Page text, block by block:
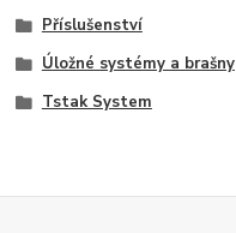
Příslušenství
Úložné systémy a brašny
Tstak System